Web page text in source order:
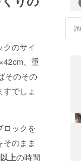
クのサイ
、重
そのその
でしょ
ロックを
のまま
上の時間
詳